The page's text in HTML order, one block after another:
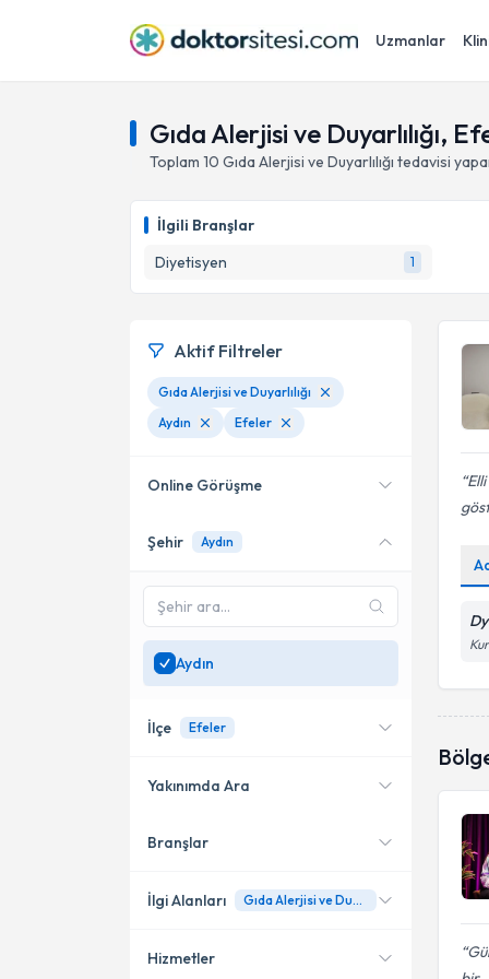
Uzmanlar
Gıda Alerjisi ve Duyarlılığı,
Toplam 10 Gıda Alerjisi ve Duyarlılığı tedavisi
İlgili Branşlar
Diyetisyen
1
Aktif Filtreler
Gıda Alerjisi ve Duyarlılığı
Aydın
Efeler
Online Görüşme
Online danışmanlık sunan
SadeceAydın
uzman ara
Şehir Aydın
Aydın
İlçe Efeler
Efeler
Yakınımda Ara
Konumuma yakın uzmanları
Branşlar
Diyetisyen
İlgi Alanları Gıda Alerjisi ve Duyarlılığı
Hizmetler